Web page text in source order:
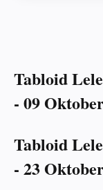
Tabloid
- 09
Tabloid
- 23